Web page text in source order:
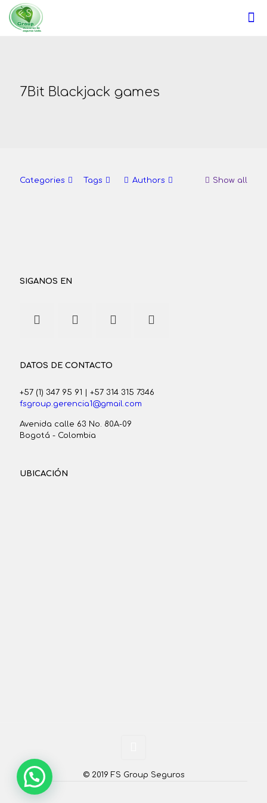
7Bit Blackjack games
Categories Tags Authors Show all
SIGANOS EN
DATOS DE CONTACTO
+57 (1) 347 95 91
+57 314 315 7346
fsgroup.gerencia1@gmail.com
Avenida calle 63 No. 80A-09
Bogotá - Colombia
UBICACIÓN
© 2019 FS Group Seguros